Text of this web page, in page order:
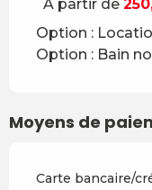
À partir de
Option :
Option : Bain
Moyens de
Carte bancaire/